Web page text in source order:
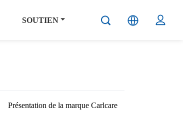
SOUTIEN
Présentation de la marque Carlcare